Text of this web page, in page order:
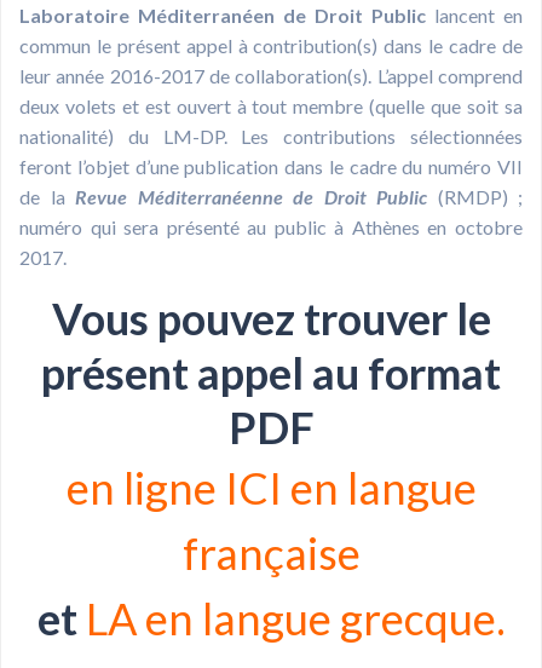
Laboratoire Méditerranéen de Droit Public lancent en
commun le présent appel à contribution(s) dans le cadre de
leur année 2016-2017 de collaboration(s). L’appel comprend
deux volets et est ouvert à tout membre (quelle que soit sa
nationalité) du LM-DP. Les contributions sélectionnées
feront l’objet d’une publication dans le cadre du numéro VII
de la Revue Méditerranéenne de Droit Public (RMDP) ;
numéro qui sera présenté au public à Athènes en octobre
2017.
Vous pouvez trouver le
présent appel au format
PDF
en ligne ICI en langue
française
et LA en langue grecque.